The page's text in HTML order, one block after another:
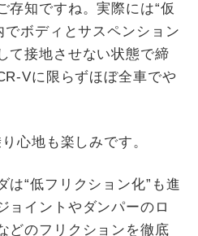
存知ですね。実際には“仮
でボディとサスペンション
て接地させない状態で締
Vに限らずほぼ全車でや
心地も楽しみです。
は“低フリクション化”も進
ョイントやダンパーのロ
どのフリクションを徹底